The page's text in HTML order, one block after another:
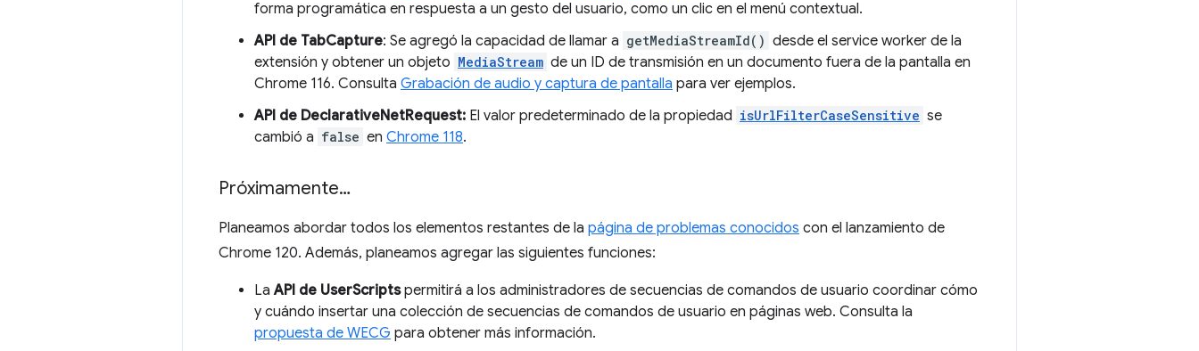
forma programática en respuesta a un gesto del usuario, como un clic en el menú contextual.
API de TabCapture: Se agregó la capacidad de llamar a getMediaStreamId() desde el service worker de la
extensión y obtener un objeto MediaStream de un ID de transmisión en un documento fuera de la pantalla en
Chrome 116. Consulta Grabación de audio y captura de pantalla para ver ejemplos.
API de DeclarativeNetRequest: El valor predeterminado de la propiedad isUrlFilterCaseSensitive se
cambió a false en Chrome 118.
Próximamente…
Planeamos abordar todos los elementos restantes de la página de problemas conocidos con el lanzamiento de
Chrome 120. Además, planeamos agregar las siguientes funciones:
LaAPI de UserScriptspermitirá a los administradores de secuencias de comandos de usuario coordinar cómo
y cuándo insertar una colección de secuencias de comandos de usuario en páginas web. Consulta la
propuesta de WECG para obtener más información.